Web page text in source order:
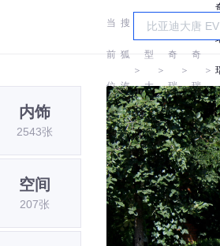
当
前
位
置:
搜
狐
汽
车
＞
车
型
大
全
＞
奇
瑞
＞
奇
瑞
＞
7
内饰
2543张
空间
207张